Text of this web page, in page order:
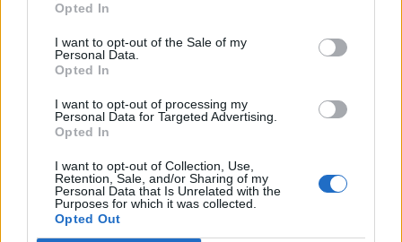
Opted In
I want to opt-out of the Sale of my
Personal Data.
Opted In
I want to opt-out of processing my
Personal Data for Targeted Advertising.
Opted In
I want to opt-out of Collection, Use,
Retention, Sale, and/or Sharing of my
Personal Data that Is Unrelated with the
Purposes for which it was collected.
Opted Out
november 2022
október 2022
september 2022
august 2022
júl 2022
jún 2022